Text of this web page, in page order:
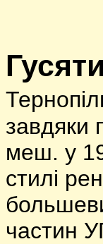
завдяки
меш. у
стилі
частин